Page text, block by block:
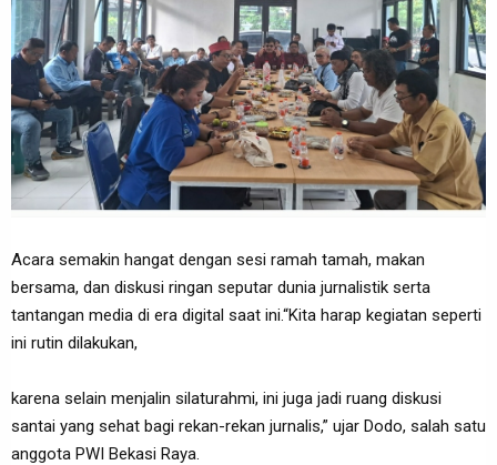
Acara semakin hangat dengan sesi ramah tamah, makan
bersama, dan diskusi ringan seputar dunia jurnalistik serta
tantangan media di era digital saat ini.“Kita harap kegiatan seperti
ini rutin dilakukan,
karena selain menjalin silaturahmi, ini juga jadi ruang diskusi
santai yang sehat bagi rekan-rekan jurnalis,” ujar Dodo, salah satu
anggota PWI Bekasi Raya.